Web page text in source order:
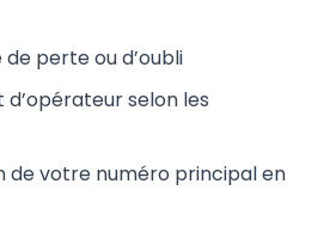
de perte ou d’oubli
selon les
de votre numéro principal en